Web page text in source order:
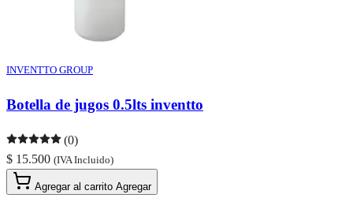
INVENTTO GROUP
Botella de jugos 0.5lts inventto
(0)
$ 15.500 (IVA Incluido)
Agregar al carrito Agregar